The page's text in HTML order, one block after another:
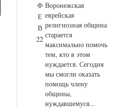
Ф
Е
В
22
Воронежская
еврейская
религиозная община
старается
максимально помочь
тем, кто в этом
нуждается. Сегодня
мы смогли оказать
помощь члену
общины,
нуждавшемуся...